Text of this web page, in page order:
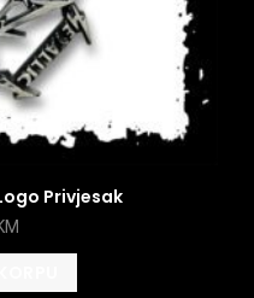
Privjesak